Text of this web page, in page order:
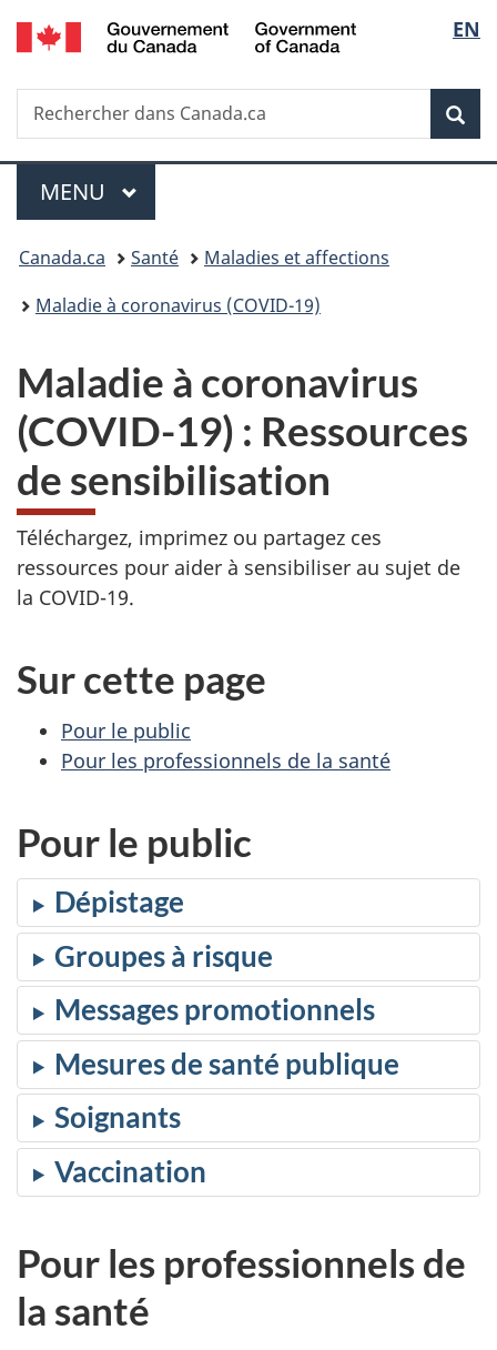
Passer
au
principal
Passer
à
Au
du
Passer
à
version
simplifiée
de
la
EN
Recherche
Rechercher
dans
Menu
MENU PRINCIPAL
Vous
êtes
Canada.ca Santé
Maladies et affections
Maladie à coronavirus (COVID-19)
Maladie à coronavirus
(COVID-19) : Ressources
de sensibilisation
Téléchargez, imprimez ou partagez ces
ressources pour aider à sensibiliser au sujet de
la COVID-19.
Sur cette page
Pour le public
Pour les professionnels de la santé
Pour le public
Dépistage
Groupes à risque
Messages promotionnels
Mesures de santé publique
Soignants
Vaccination
Pour les professionnels de
la santé